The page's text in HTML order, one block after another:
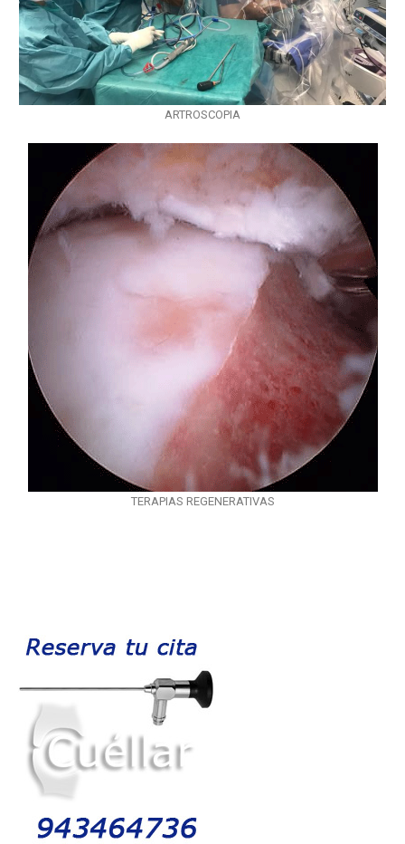
ARTROSCOPIA
TERAPIAS REGENERATIVAS